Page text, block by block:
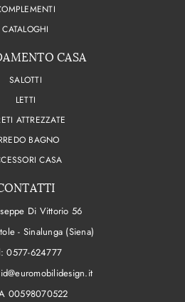
CATALOGHI
CASA
SALOTTI
LETTI
ATTREZZATE
BAGNO
CASA
Di Vittorio 56
- Sinalunga (Siena)
0577-624777
00598070522